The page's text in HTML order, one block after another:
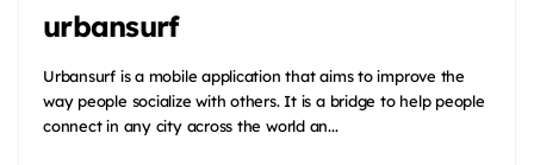
urbansurf
Urbansurf is a mobile application that aims to improve the
way people socialize with others. It is a bridge to help people
connect in any city across the world an...